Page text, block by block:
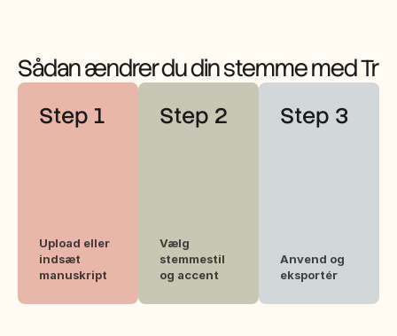
Sådan ændrer du din stemme med
Step 1
Upload eller
indsæt
manuskript
Step 2
Vælg
stemmestil
og accent
Step 3
Anvend og
eksportér